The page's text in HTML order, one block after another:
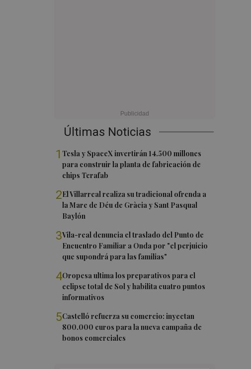
Últimas Noticias
1 Tesla y SpaceX invertirán 14.500 millones
para construir la planta de fabricación de
chips Terafab
2El Villarreal realiza su tradicional ofrenda a
la Mare de Déu de Gràcia y Sant Pasqual
Baylón
3Vila-real denuncia el traslado del Punto de
Encuentro Familiar a Onda por "el perjuicio
que supondrá para las familias"
4Oropesa ultima los preparativos para el
eclipse total de Sol y habilita cuatro puntos
informativos
5Castelló refuerza su comercio: inyectan
800.000 euros para la nueva campaña de
bonos comerciales